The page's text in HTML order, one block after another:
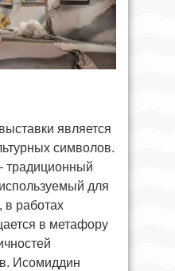
является
символов.
для
в работах
в метафору
Исомиддин